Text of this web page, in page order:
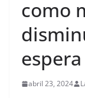
como
espera
abril 23, 2024